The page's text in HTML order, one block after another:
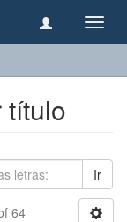
título
Ir
64